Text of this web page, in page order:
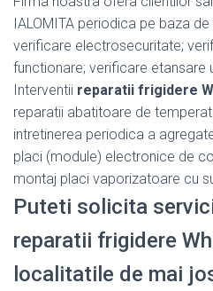
IALOMITA periodica pe baza
verificare electrosecuritate;
functionare; verificare etansare
Interventii reparatii frigidere
reparatii abatitoare de
intretinerea periodica a
placi (module) electronice de
montaj placi vaporizatoare cu
Puteti solicita
reparatii frigidere
localitatile de mai